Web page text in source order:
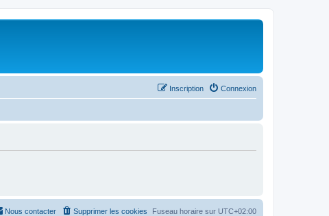
Connexion
Inscription
Fuseau horaire sur UTC+02:00
Supprimer les cookies
Nous contacter